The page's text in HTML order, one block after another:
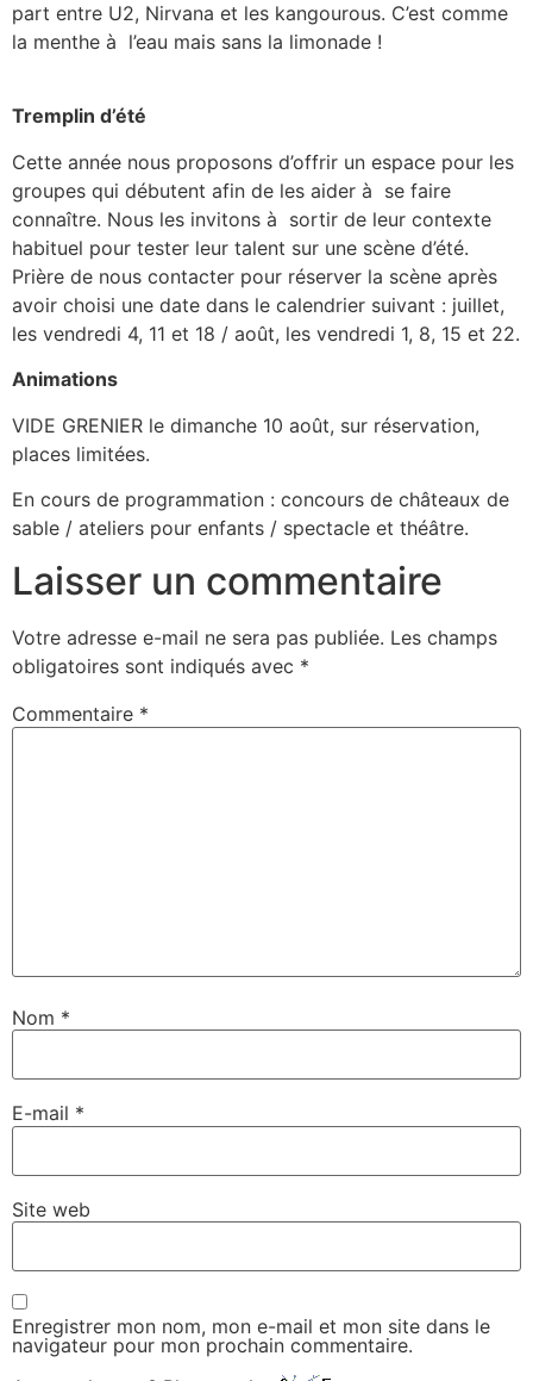
part entre U2, Nirvana et les kangourous. C’est comme
la menthe à l’eau mais sans la limonade !
Tremplin d’été
Cette année nous proposons d’offrir un espace pour les
groupes qui débutent afin de les aider à se faire
connaître. Nous les invitons à sortir de leur contexte
habituel pour tester leur talent sur une scène d’été.
Prière de nous contacter pour réserver la scène après
avoir choisi une date dans le calendrier suivant : juillet,
les vendredi 4, 11 et 18 / août, les vendredi 1, 8, 15 et 22.
Animations
VIDE GRENIER le dimanche 10 août, sur réservation,
places limitées.
En cours de programmation : concours de châteaux de
sable / ateliers pour enfants / spectacle et théâtre.
Laisser un commentaire
Votre adresse e-mail ne sera pas publiée. Les champs
obligatoires sont indiqués avec *
Commentaire *
Nom *
E-mail *
Site web
Enregistrer mon nom, mon e-mail et mon site dans le
navigateur pour mon prochain commentaire.